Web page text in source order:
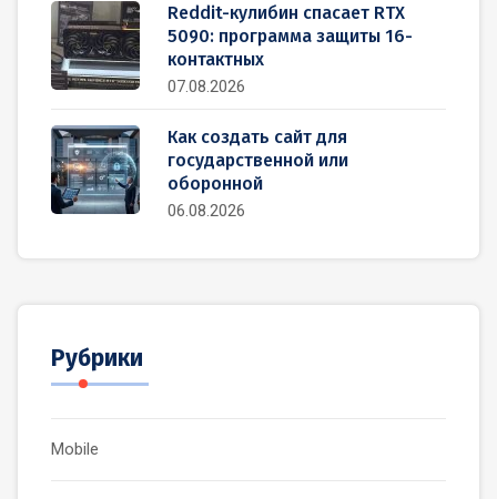
Reddit-кулибин спасает RTX
5090: программа защиты 16-
контактных
07.08.2026
Как создать сайт для
государственной или
оборонной
06.08.2026
Рубрики
Mobile